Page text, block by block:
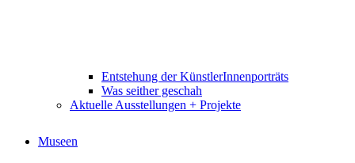
Entstehung der KünstlerInnenporträts
Was seither geschah
Aktuelle Ausstellungen + Projekte
Museen